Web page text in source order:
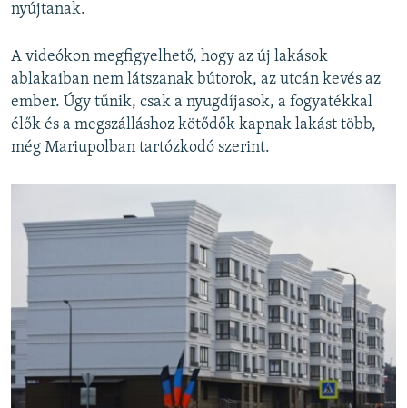
nyújtanak.
A videókon megfigyelhető, hogy az új lakások
ablakaiban nem látszanak bútorok, az utcán kevés az
ember. Úgy tűnik, csak a nyugdíjasok, a fogyatékkal
élők és a megszálláshoz kötődők kapnak lakást több,
még Mariupolban tartózkodó szerint.